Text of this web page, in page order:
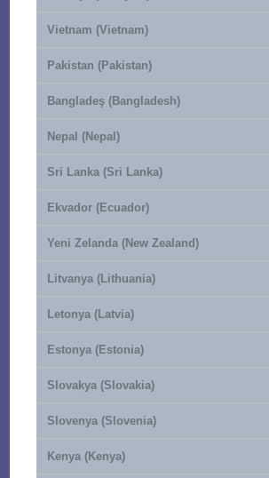
Vietnam (Vietnam)
Pakistan (Pakistan)
Bangladeş (Bangladesh)
Nepal (Nepal)
Sri Lanka (Sri Lanka)
Ekvador (Ecuador)
Yeni Zelanda (New Zealand)
Litvanya (Lithuania)
Letonya (Latvia)
Estonya (Estonia)
Slovakya (Slovakia)
Slovenya (Slovenia)
Kenya (Kenya)